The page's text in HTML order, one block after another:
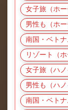
女子旅（ホー
男性も（ホー
南国・ベトナ
リゾート（ホ
女子旅（ハノ
男性も（ハノ
南国・ベトナ